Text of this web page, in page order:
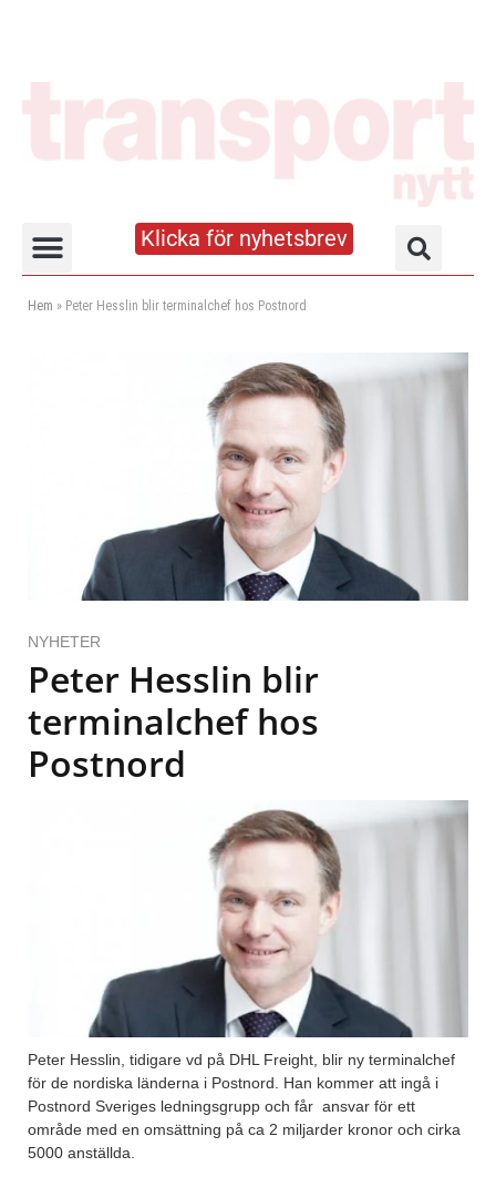
Klicka för nyhetsbrev
Hem » Peter Hesslin blir terminalchef hos Postnord
NYHETER
Peter Hesslin blir
terminalchef hos
Postnord
Peter Hesslin, tidigare vd på DHL Freight, blir ny terminalchef
för de nordiska länderna i Postnord. Han kommer att ingå i
Postnord Sveriges ledningsgrupp och får ansvar för ett
område med en omsättning på ca 2 miljarder kronor och cirka
5000 anställda.